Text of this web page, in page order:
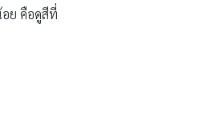
อย คือดูสีที่